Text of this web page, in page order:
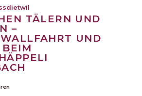
TÄLERN UND
–
UND
BEIM